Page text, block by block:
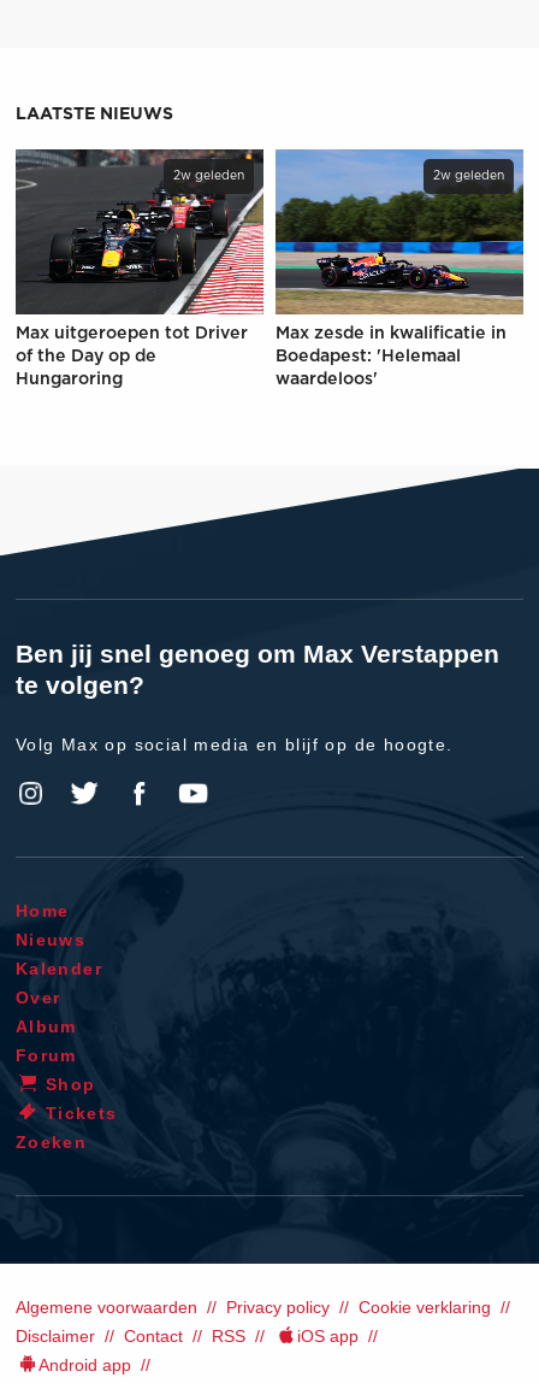
LAATSTE NIEUWS
2w geleden
Max uitgeroepen tot Driver
of the Day op de
Hungaroring
2w geleden
Max zesde in kwalificatie in
Boedapest: 'Helemaal
waardeloos'
Ben jij snel genoeg om Max Verstappen
te volgen?
Volg Max op social media en blijf op de hoogte.
Home
Nieuws
Kalender
Over
Album
Forum
Shop
Tickets
Zoeken
Algemene voorwaarden Privacy policy
Cookie verklaring
Disclaimer
Contact RSS
iOS app
Android app